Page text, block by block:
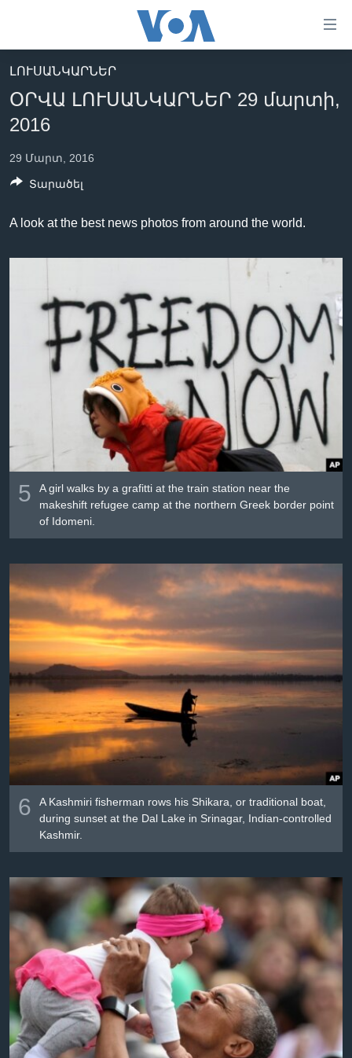
հիմնական
բովանդակությանը
անցնել
հիմնական
բովանդակությանը
բովանդակություն
ԼՈՒՐԵՐ
ՏԵՍԱՆՅՈՒԹԵՐ
ՖԻԼՄԵՐ
ՄԵՐ ՄԱՍԻՆ
«ԱՄԵՐԻԿԱՅԻ ՁԱՅՆ»-Ի ԿԱՆՈՆԱԴՐՈՒԹՅՈՒՆ
ԿԱՊ ՄԵԶ ՀԵՏ
Learning English
ՀԵՏԵՒԵՔ ՄԵԶ
Լեզուներ
ԼՈՒՍԱՆԿԱՐՆԵՐ
ՕՐՎԱ ԼՈՒՍԱՆԿԱՐՆԵՐ 29 մարտի,
2016
29 Մարտ, 2016
A look at the best news photos from around the world.
5
A girl walks by a grafitti at the train station near the
makeshift refugee camp at the northern Greek border point
of Idomeni.
6
A Kashmiri fisherman rows his Shikara, or traditional boat,
during sunset at the Dal Lake in Srinagar, Indian-controlled
Kashmir.
Տարածել